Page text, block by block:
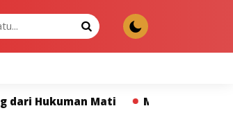
Mahasiswa ITS Khatulistiwa Resmi